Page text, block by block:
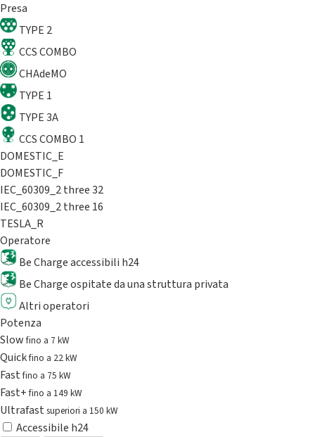
Presa
TYPE 2
CCS COMBO
CHAdeMO
TYPE 1
TYPE 3A
CCS COMBO 1
DOMESTIC_E
DOMESTIC_F
IEC_60309_2 three 32
IEC_60309_2 three 16
TESLA_R
Operatore
Be Charge accessibili h24
Be Charge ospitate da una struttura privata
Altri operatori
Potenza
Slowfino a 7 kW
Quickfino a 22 kW
Fastfino a 75 kW
Fast+fino a 149 kW
Ultrafast superiori a 150 kW
Accessibile h24